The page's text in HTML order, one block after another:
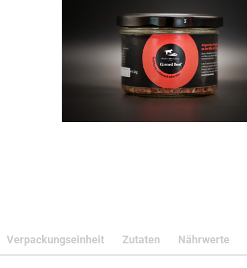
Verpackungseinheit Zutaten Nährwerte